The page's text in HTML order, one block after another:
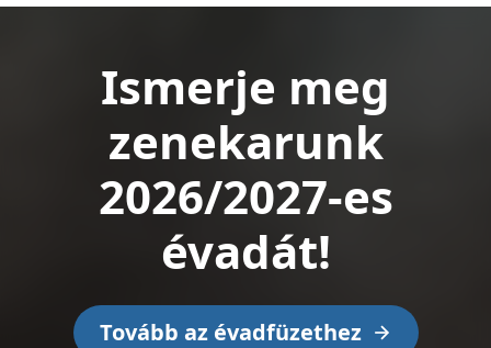
Ismerje meg
zenekarunk
2026/2027-es
évadát!
Tovább az évadfüzethez